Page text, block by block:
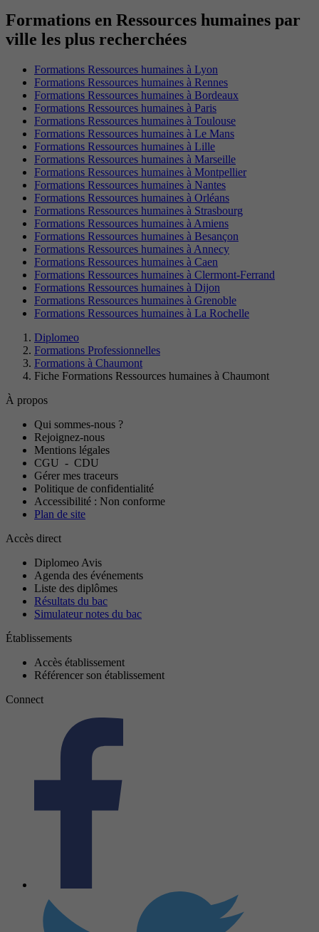
Formations en Ressources humaines par
ville les plus recherchées
Formations Ressources humaines à Lyon
Formations Ressources humaines à Rennes
Formations Ressources humaines à Bordeaux
Formations Ressources humaines à Paris
Formations Ressources humaines à Toulouse
Formations Ressources humaines à Le Mans
Formations Ressources humaines à Lille
Formations Ressources humaines à Marseille
Formations Ressources humaines à Montpellier
Formations Ressources humaines à Nantes
Formations Ressources humaines à Orléans
Formations Ressources humaines à Strasbourg
Formations Ressources humaines à Amiens
Formations Ressources humaines à Besançon
Formations Ressources humaines à Annecy
Formations Ressources humaines à Caen
Formations Ressources humaines à Clermont-Ferrand
Formations Ressources humaines à Dijon
Formations Ressources humaines à Grenoble
Formations Ressources humaines à La Rochelle
Diplomeo
Formations Professionnelles
Formations à Chaumont
Fiche Formations Ressources humaines à Chaumont
À propos
Qui sommes-nous ?
Rejoignez-nous
Mentions légales
CGU - CDU
Gérer mes traceurs
Politique de confidentialité
Accessibilité : Non conforme
Plan de site
Accès direct
Diplomeo Avis
Agenda des événements
Liste des diplômes
Résultats du bac
Simulateur notes du bac
Établissements
Accès établissement
Référencer son établissement
Connect